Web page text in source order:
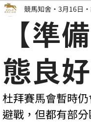
Bobby 超仔
【準
態良
競馬知舍 3月16日
杜拜賽馬會暫時
避戰，但都有部